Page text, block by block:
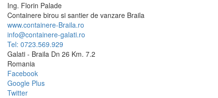
Ing. Florin Palade
Containere birou si santier de vanzare Braila
www.containere-Braila.ro
info@containere-galati.ro
Tel: 0723.569.929
Galati - Braila Dn 26 Km. 7.2
Romania
Facebook
Google Plus
Twitter